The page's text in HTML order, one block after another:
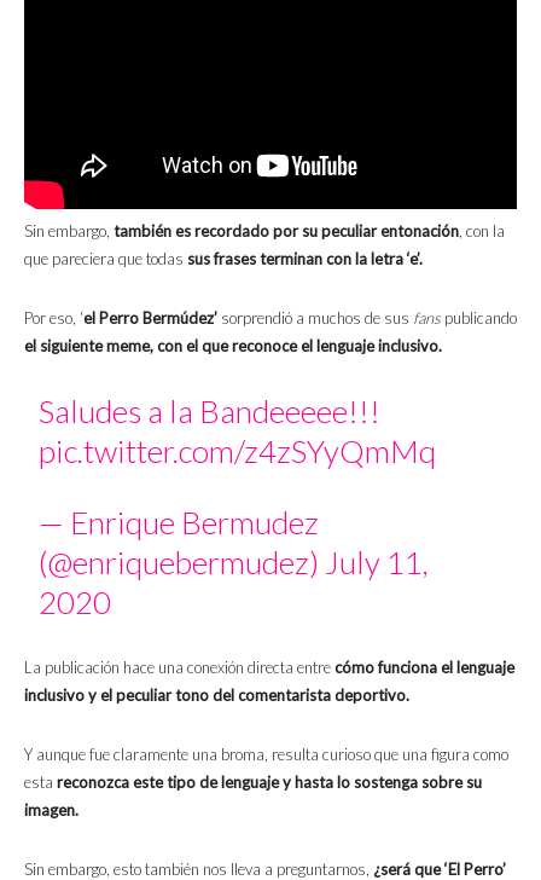
Sin embargo, también es recordado por su peculiar entonación , con la
que pareciera que todas sus frases terminan con la letra ‘e’.
Por eso, ‘el Perro Bermúdez’ sorprendió a muchos de sus fans publicando
el siguiente meme, con el que reconoce el lenguaje inclusivo.
Saludes a la Bandeeeee!!!
pic.twitter.com/z4zSYyQmMq
— Enrique Bermudez
(@enriquebermudez) July 11,
2020
La publicación hace una conexión directa entrecómo funciona el lenguaje
inclusivo y el peculiar tono del comentarista deportivo.
Y aunque fue claramente una broma, resulta curioso que una figura como
esta reconozca este tipo de lenguaje y hasta lo sostenga sobre su
imagen.
Sin embargo, esto también nos lleva a preguntarnos, ¿será que ‘El Perro’